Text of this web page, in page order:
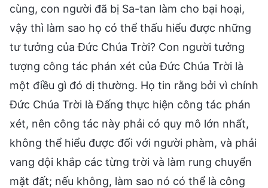
cùng, con người đã bị Sa-tan làm cho bại hoại,
vậy thì làm sao họ có thể thấu hiểu được những
tư tưởng của Đức Chúa Trời? Con người tưởng
tượng công tác phán xét của Đức Chúa Trời là
một điều gì đó dị thường. Họ tin rằng bởi vì chính
Đức Chúa Trời là Đấng thực hiện công tác phán
xét, nên công tác này phải có quy mô lớn nhất,
không thể hiểu được đối với người phàm, và phải
vang dội khắp các từng trời và làm rung chuyển
mặt đất; nếu không, làm sao nó có thể là công